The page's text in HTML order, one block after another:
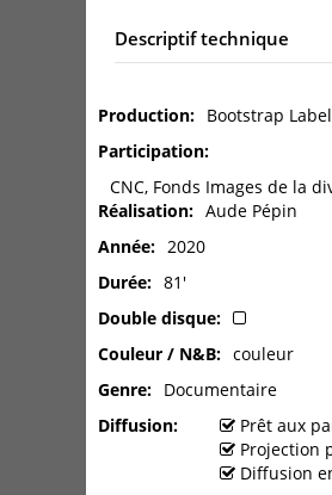
Descriptif technique
Production
Bootstrap
Participation
CNC, Fonds Images de la
Réalisation
Aude Pépin
Année
2020
Durée
81'
Double disque
Couleur / N&B
couleur
Genre
Documentaire
Diffusion
Prêt aux
Projection
Diffusion